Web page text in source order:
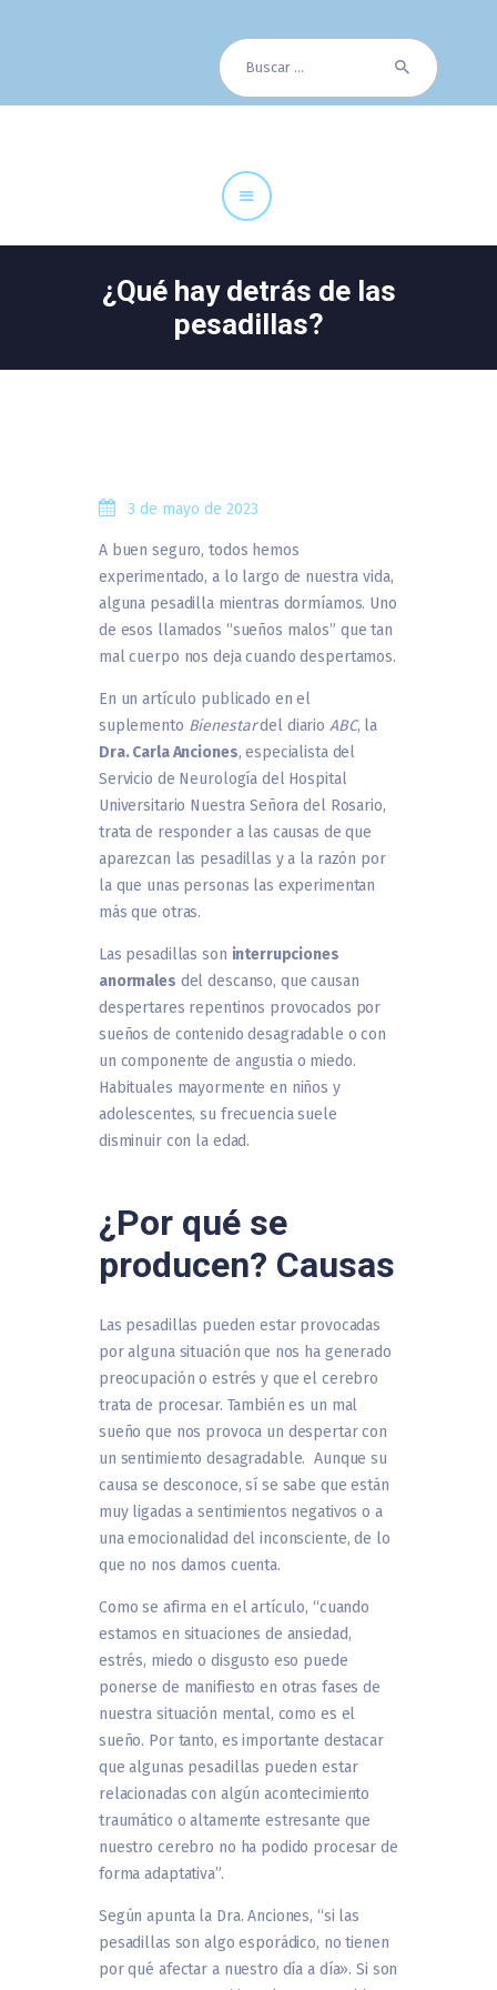
Buscar:
¿Qué hay detrás de las
pesadillas?
Cuadro Médico
Especialidades
3 de mayo de 2023
A buen seguro, todos hemos
experimentado, a lo largo de nuestra vida,
alguna pesadilla mientras dormíamos. Uno
de esos llamados “sueños malos” que tan
mal cuerpo nos deja cuando despertamos.
En un artículo publicado en el
suplemento Bienestardel diario ABC, la
Dra. Carla Anciones, especialista del
Servicio de Neurología del Hospital
Universitario Nuestra Señora del Rosario,
trata de responder a las causas de que
aparezcan las pesadillas y a la razón por
la que unas personas las experimentan
más que otras.
Las pesadillas son interrupciones
anormales del descanso, que causan
despertares repentinos provocados por
sueños de contenido desagradable o con
un componente de angustia o miedo.
Habituales mayormente en niños y
adolescentes, su frecuencia suele
disminuir con la edad.
¿Por qué se
producen? Causas
Las pesadillas pueden estar provocadas
por alguna situación que nos ha generado
preocupación o estrés y que el cerebro
trata de procesar. También es un mal
sueño que nos provoca un despertar con
un sentimiento desagradable. Aunque su
causa se desconoce, sí se sabe que están
muy ligadas a sentimientos negativos o a
una emocionalidad del inconsciente, de lo
que no nos damos cuenta.
Como se afirma en el artículo, “cuando
estamos en situaciones de ansiedad,
estrés, miedo o disgusto eso puede
ponerse de manifiesto en otras fases de
nuestra situación mental, como es el
sueño. Por tanto, es importante destacar
que algunas pesadillas pueden estar
relacionadas con algún acontecimiento
traumático o altamente estresante que
nuestro cerebro no ha podido procesar de
forma adaptativa”.
Según apunta la Dra. Anciones, “si las
pesadillas son algo esporádico, no tienen
por qué afectar a nuestro día a día». Si son